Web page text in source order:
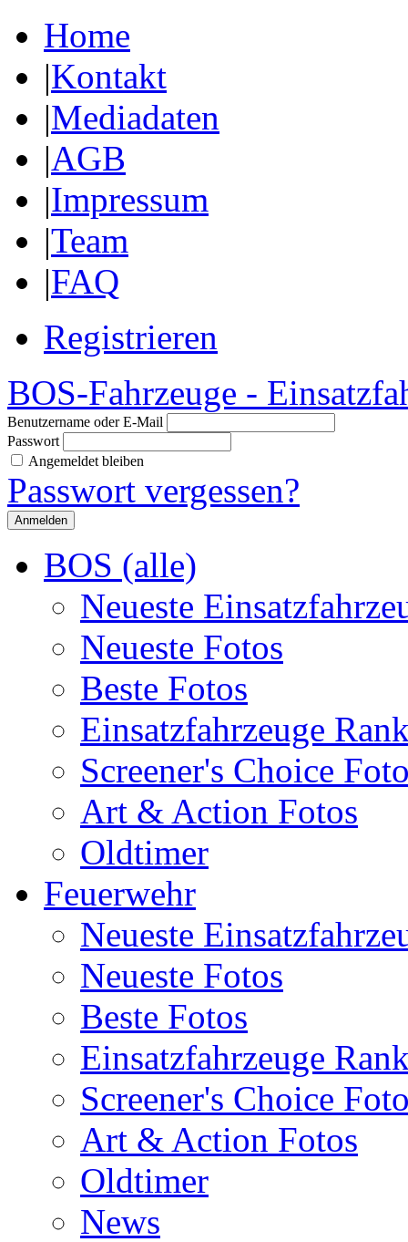
Home
|Kontakt
|Mediadaten
|AGB
|Impressum
|Team
|FAQ
Registrieren
BOS-Fahrzeuge -
Benutzername oder E-Mail
Passwort
Angemeldet bleiben
Passwort vergessen?
BOS (alle)
Neueste
Neueste Fotos
Beste Fotos
Einsatzfahrzeuge
Screener's Choice
Art & Action Fotos
Oldtimer
Feuerwehr
Neueste
Neueste Fotos
Beste Fotos
Einsatzfahrzeuge
Screener's Choice
Art & Action Fotos
Oldtimer
News